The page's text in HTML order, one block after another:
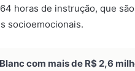
horas de instrução, que
socioemocionais.
com mais de R$ 2,6